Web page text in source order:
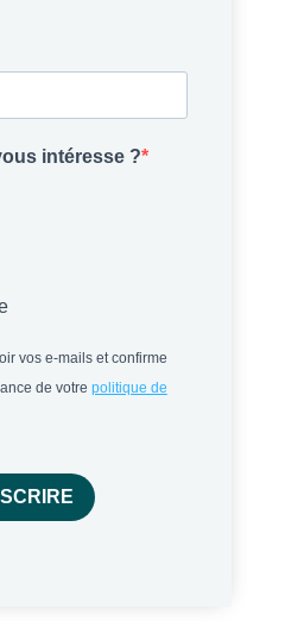
intéresse ?
vos e-mails et confirme
de votre politique de